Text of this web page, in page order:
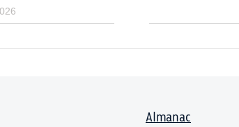
Almanac